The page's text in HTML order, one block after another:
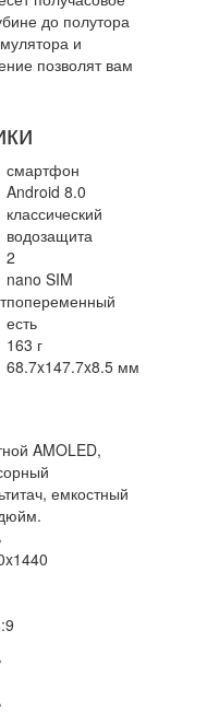
до полутора
и
позволят вам
смартфон
Android 8.0
классический
водозащита
2
nano SIM
попеременный
есть
163 г
68.7x147.7x8.5 мм
AMOLED,
емкостный